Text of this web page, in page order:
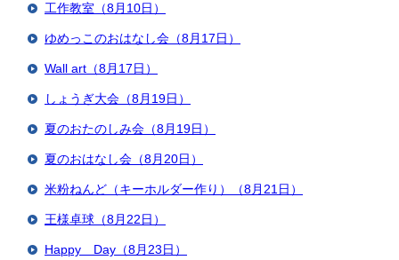
工作教室（8月10日）
ゆめっこのおはなし会（8月17日）
Wall art（8月17日）
しょうぎ大会（8月19日）
夏のおたのしみ会（8月19日）
夏のおはなし会（8月20日）
米粉ねんど（キーホルダー作り）（8月21日）
王様卓球（8月22日）
Happy Day（8月23日）